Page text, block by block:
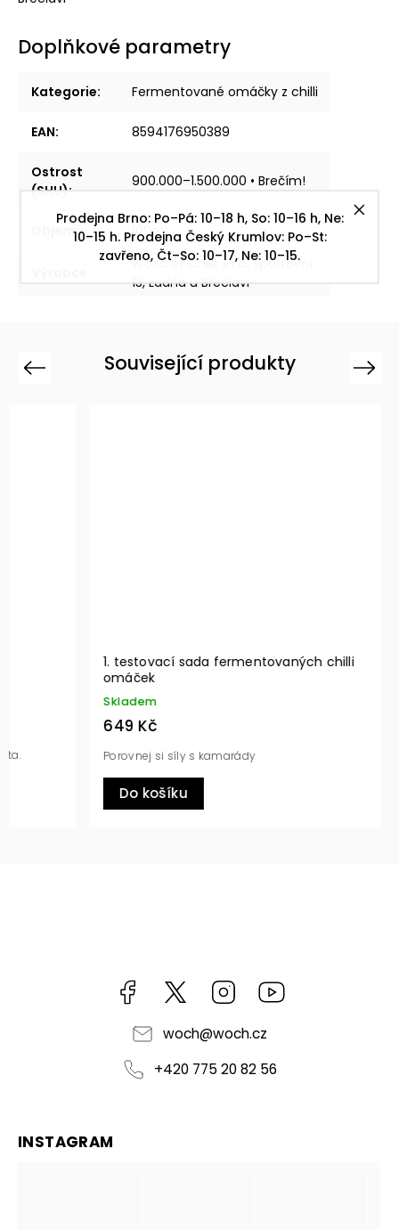
Prodejna Brno: Po–Pá: 10–18 h, So: 10–16 h, Ne:
10–15 h. Prodejna Český Krumlov: Po–St:
zavřeno, Čt–So: 10–17, Ne: 10–15.
Doplňkové parametry
Kategorie: Fermentované omáčky z chilli
EAN: 8594176950389
Ostrost
(SHU):
900.000–1.500.000 • Brečím!
Objem: 100ml
World of Chilli, s.r.o. Sportovní
13, Ladná u Břeclavi
Související produkty
Previous
1. testovací sada fermentovaných chilli
Porovnej si síly s kamarády
PROSTĚ
Next
Facebook https://twitter.com/worldofchilli
Instagram
woch@woch.cz
+420 775 20 82 56
INSTAGRAM